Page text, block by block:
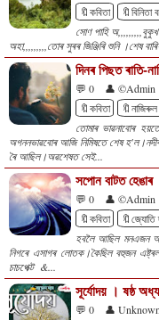
🔖কবিতা
🔖বিনিতা
সোণ পাহি অ,,,,,,,,,বুকুখন
অহা,,,,,,,,,তোৰ সুৰৰ জিঞ্জিৰি শুনি ।শেষ
দিনৰ পিছত ৰাতি-
💬 0 👤 ©Admin
🔖কবিতা
তোমাৰ ভাৱনাবোৰ
অগননভাৱবোৰ আজি নিমিষতে শেষ
ৰৈ আছিল।অৱশেষত সেই...
সপোন বাটত হেঙাৰ
💬 0 👤 ©Admin
🔖কবিতা
🔖জ্যোতি
হবলৈ আছিল মনএজন
নিগৰে এসাগৰ লোতক।কৈছিল বহুজন
চাচপেক্ট &...
সূৰ্যোদয় । ষষ্ঠ
💬 0 👤 Unknown